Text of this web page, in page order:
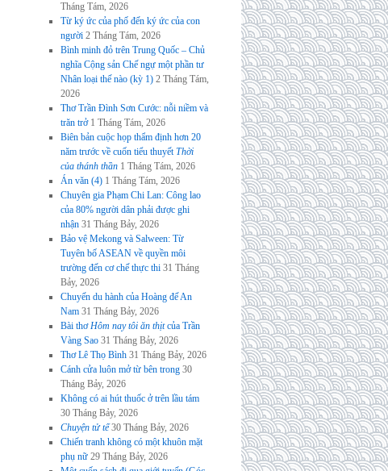
Tháng Tám, 2026
Từ ký ức của phố đến ký ức của con
người 2 Tháng Tám, 2026
Bình minh đỏ trên Trung Quốc – Chủ
nghĩa Cộng sản Chế ngự một phần tư
Nhân loại thế nào (kỳ 1) 2 Tháng Tám,
2026
Thơ Trần Đình Sơn Cước: nỗi niềm và
trăn trở 1 Tháng Tám, 2026
Biên bản cuộc họp thẩm định hơn 20
năm trước về cuốn tiểu thuyếtThời
của thánh thần 1 Tháng Tám, 2026
Án văn (4) 1 Tháng Tám, 2026
Chuyên gia Phạm Chi Lan: Công lao
của 80% người dân phải được ghi
nhận 31 Tháng Bảy, 2026
Bảo vệ Mekong và Salween: Từ
Tuyên bố ASEAN về quyền môi
trường đến cơ chế thực thi 31 Tháng
Bảy, 2026
Chuyến du hành của Hoàng đế An
Nam 31 Tháng Bảy, 2026
Bài thơHôm nay tôi ăn thịtcủa Trần
Vàng Sao 31 Tháng Bảy, 2026
Thơ Lê Thọ Bình 31 Tháng Bảy, 2026
Cánh cửa luôn mở từ bên trong 30
Tháng Bảy, 2026
Không có ai hút thuốc ở trên lầu tám
30 Tháng Bảy, 2026
Chuyện tử tế 30 Tháng Bảy, 2026
Chiến tranh không có một khuôn mặt
phụ nữ 29 Tháng Bảy, 2026